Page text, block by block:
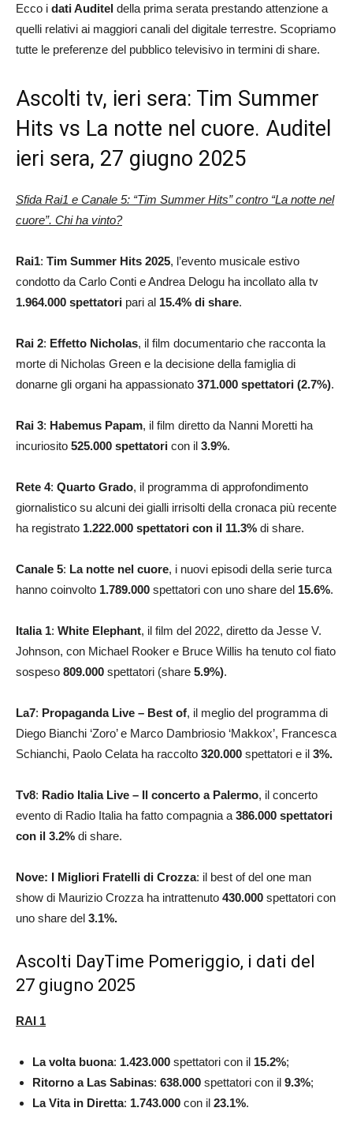
Ecco i dati Auditel della prima serata prestando attenzione a
quelli relativi ai maggiori canali del digitale terrestre. Scopriamo
tutte le preferenze del pubblico televisivo in termini di share.
Ascolti tv, ieri sera: Tim Summer
Hits vs La notte nel cuore. Auditel
ieri sera, 27 giugno 2025
Sfida Rai1 e Canale 5: “Tim Summer Hits” contro “La notte nel
cuore”. Chi ha vinto?
Rai1: Tim Summer Hits 2025, l’evento musicale estivo
condotto da Carlo Conti e Andrea Delogu ha incollato alla tv
1.964.000 spettatori pari al 15.4% di share.
Rai 2: Effetto Nicholas, il film documentario che racconta la
morte di Nicholas Green e la decisione della famiglia di
donarne gli organi ha appassionato 371.000 spettatori (2.7%).
Rai 3: Habemus Papam, il film diretto da Nanni Moretti ha
incuriosito 525.000 spettatori con il 3.9%.
Rete 4: Quarto Grado, il programma di approfondimento
giornalistico su alcuni dei gialli irrisolti della cronaca più recente
ha registrato 1.222.000 spettatori con il 11.3% di share.
Canale 5: La notte nel cuore, i nuovi episodi della serie turca
hanno coinvolto 1.789.000 spettatori con uno share del 15.6%.
Italia 1: White Elephant, il film del 2022, diretto da Jesse V.
Johnson, con Michael Rooker e Bruce Willis ha tenuto col fiato
sospeso 809.000 spettatori (share 5.9%).
La7: Propaganda Live – Best of, il meglio del programma di
Diego Bianchi ‘Zoro’ e Marco Dambriosio ‘Makkox’, Francesca
Schianchi, Paolo Celata ha raccolto 320.000 spettatori e il 3%.
Tv8: Radio Italia Live – Il concerto a Palermo, il concerto
evento di Radio Italia ha fatto compagnia a 386.000 spettatori
con il 3.2% di share.
Nove: I Migliori Fratelli di Crozza: il best of del one man
show di Maurizio Crozza ha intrattenuto 430.000 spettatori con
uno share del 3.1%.
Ascolti DayTime Pomeriggio, i dati del
27 giugno 2025
RAI 1
La volta buona: 1.423.000 spettatori con il 15.2%;
Ritorno a Las Sabinas: 638.000 spettatori con il 9.3%;
La Vita in Diretta: 1.743.000 con il 23.1%.